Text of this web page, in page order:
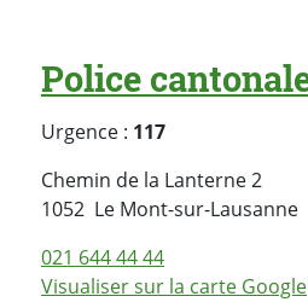
Police
Urgence : 117
Chemin de la Lanterne 2
1052 Le Mont-sur-Lausanne
021 644 44 44
Visualiser sur la carte Google